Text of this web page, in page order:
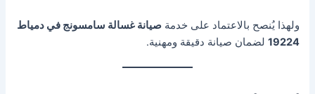
ولهذا يُنصح بالاعتماد على خدمةصيانة غسالة سامسونج في دمياط
19224 لضمان صيانة دقيقة ومهنية.